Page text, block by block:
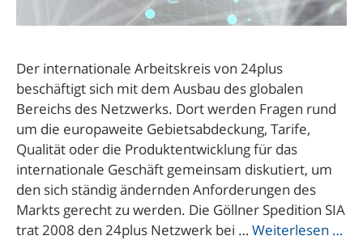
Der internationale Arbeitskreis von 24plus
beschäftigt sich mit dem Ausbau des globalen
Bereichs des Netzwerks. Dort werden Fragen rund
um die europaweite Gebietsabdeckung, Tarife,
Qualität oder die Produktentwicklung für das
internationale Geschäft gemeinsam diskutiert, um
den sich ständig ändernden Anforderungen des
Markts gerecht zu werden. Die Göllner Spedition SIA
trat 2008 den 24plus Netzwerk bei … Weiterlesen …